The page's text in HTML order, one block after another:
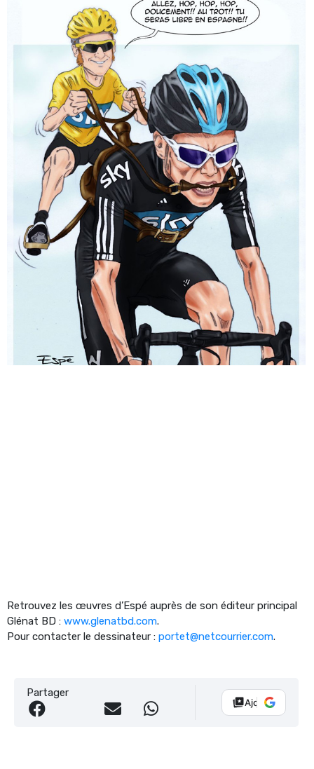
Retrouvez les œuvres d’Espé auprès de son éditeur principal
Glénat BD : www.glenatbd.com.
Pour contacter le dessinateur : portet@netcourrier.com.
Partager
Ajouter Vélo